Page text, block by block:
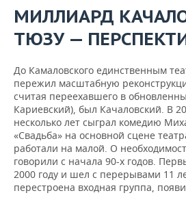
МИЛЛИАРД
ТЮЗУ —
До Камаловского единственным
пережил масштабную
считая переехавшего в
Кариевский), был Качаловский. В
несколько лет сыграл комедию
«Свадьба» на основной сцене
работали на малой. О
говорили с начала 90-х годов.
2000 году и шел с перерывами 11
перестроена входная группа,